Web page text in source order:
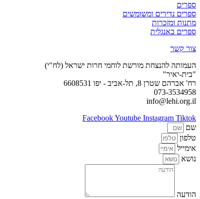
ספרים
ספרים נדירים ומשומשים
מתנות ומזכרות
ספרים באנגלית
צור קשר
העמותה להנצחת מורשת לוחמי חרות ישראל (לח"י)
"בית-יאיר"
רח' אברהם שטרן 8, תל-אביב - יפו 6608531
073-3534958
info@lehi.org.il
FacebookYoutube Instagram Tiktok
שם
טלפון
אימייל
נושא
הודעה